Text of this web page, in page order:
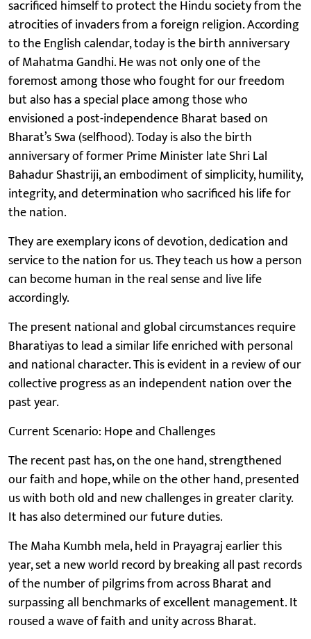
sacrificed himself to protect the Hindu society from the
atrocities of invaders from a foreign religion. According
to the English calendar, today is the birth anniversary
of Mahatma Gandhi. He was not only one of the
foremost among those who fought for our freedom
but also has a special place among those who
envisioned a post-independence Bharat based on
Bharat’s Swa (selfhood). Today is also the birth
anniversary of former Prime Minister late Shri Lal
Bahadur Shastriji, an embodiment of simplicity, humility,
integrity, and determination who sacrificed his life for
the nation.
They are exemplary icons of devotion, dedication and
service to the nation for us. They teach us how a person
can become human in the real sense and live life
accordingly.
The present national and global circumstances require
Bharatiyas to lead a similar life enriched with personal
and national character. This is evident in a review of our
collective progress as an independent nation over the
past year.
Current Scenario: Hope and Challenges
The recent past has, on the one hand, strengthened
our faith and hope, while on the other hand, presented
us with both old and new challenges in greater clarity.
It has also determined our future duties.
The Maha Kumbh mela, held in Prayagraj earlier this
year, set a new world record by breaking all past records
of the number of pilgrims from across Bharat and
surpassing all benchmarks of excellent management. It
roused a wave of faith and unity across Bharat.